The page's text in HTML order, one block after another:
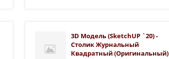
3D Модель (SketchUP `20) -
Столик Журнальный
Квадратный (оригинальный)